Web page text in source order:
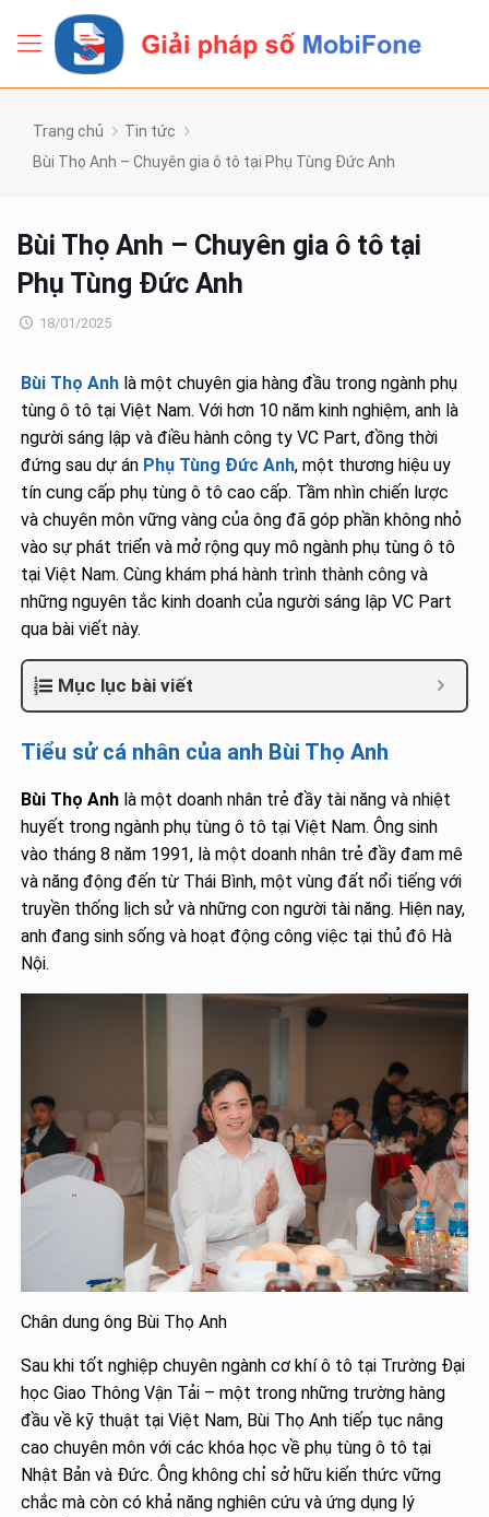
Trang chủ
Tin tức
Bùi Thọ Anh – Chuyên gia ô tô tại Phụ Tùng Đức Anh
Bùi Thọ Anh – Chuyên gia ô tô tại
Phụ Tùng Đức Anh
18/01/2025
Bùi Thọ Anh là một chuyên gia hàng đầu trong ngành phụ
tùng ô tô tại Việt Nam. Với hơn 10 năm kinh nghiệm, anh là
người sáng lập và điều hành công ty VC Part, đồng thời
đứng sau dự án Phụ Tùng Đức Anh, một thương hiệu uy
tín cung cấp phụ tùng ô tô cao cấp. Tầm nhìn chiến lược
và chuyên môn vững vàng của ông đã góp phần không nhỏ
vào sự phát triển và mở rộng quy mô ngành phụ tùng ô tô
tại Việt Nam. Cùng khám phá hành trình thành công và
những nguyên tắc kinh doanh của người sáng lập VC Part
qua bài viết này.
Mục lục bài viết
Tiểu sử cá nhân của anh Bùi Thọ Anh
Bùi Thọ Anh là một doanh nhân trẻ đầy tài năng và nhiệt
huyết trong ngành phụ tùng ô tô tại Việt Nam. Ông sinh
vào tháng 8 năm 1991, là một doanh nhân trẻ đầy đam mê
và năng động đến từ Thái Bình, một vùng đất nổi tiếng với
truyền thống lịch sử và những con người tài năng. Hiện nay,
anh đang sinh sống và hoạt động công việc tại thủ đô Hà
Nội.
Chân dung ông Bùi Thọ Anh
Sau khi tốt nghiệp chuyên ngành cơ khí ô tô tại Trường Đại
học Giao Thông Vận Tải – một trong những trường hàng
đầu về kỹ thuật tại Việt Nam, Bùi Thọ Anh tiếp tục nâng
cao chuyên môn với các khóa học về phụ tùng ô tô tại
Nhật Bản và Đức. Ông không chỉ sở hữu kiến thức vững
chắc mà còn có khả năng nghiên cứu và ứng dụng lý